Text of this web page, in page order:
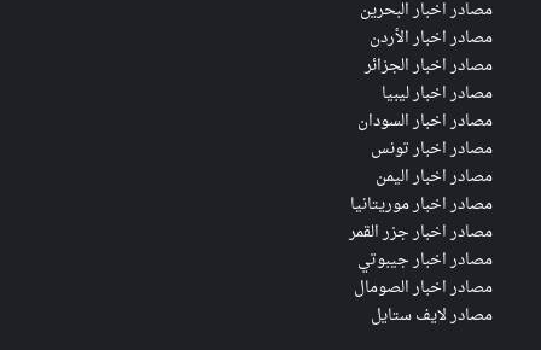
مصادر اخبار البحرين
مصادر اخبار الأردن
مصادر اخبار الجزائر
مصادر اخبار ليبيا
مصادر اخبار السودان
مصادر اخبار تونس
مصادر اخبار اليمن
مصادر اخبار موريتانيا
مصادر اخبار جزر القمر
مصادر اخبار جيبوتي
مصادر اخبار الصومال
مصادر لايف ستايل